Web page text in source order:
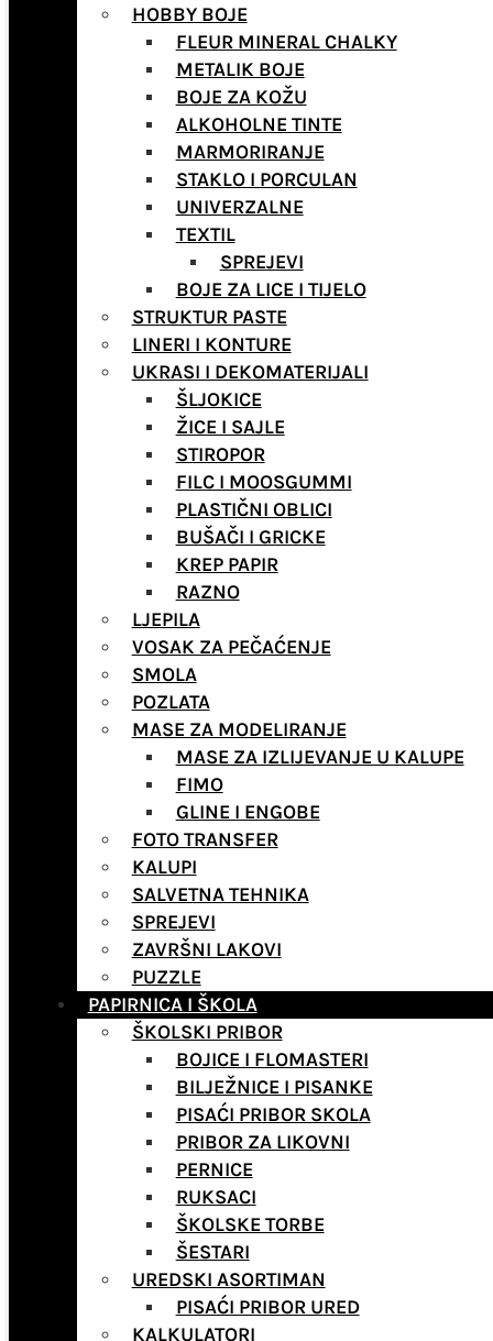
HOBBY BOJE
FLEUR MINERAL CHALKY
METALIK BOJE
BOJE ZA KOŽU
ALKOHOLNE TINTE
MARMORIRANJE
STAKLO I PORCULAN
UNIVERZALNE
TEXTIL
SPREJEVI
BOJE ZA LICE I TIJELO
STRUKTUR PASTE
LINERI I KONTURE
UKRASI I DEKOMATERIJALI
ŠLJOKICE
ŽICE I SAJLE
STIROPOR
FILC I MOOSGUMMI
PLASTIČNI OBLICI
BUŠAČI I GRICKE
KREP PAPIR
RAZNO
LJEPILA
VOSAK ZA PEČAĆENJE
SMOLA
POZLATA
MASE ZA MODELIRANJE
MASE ZA IZLIJEVANJE U KALUPE
FIMO
GLINE I ENGOBE
FOTO TRANSFER
KALUPI
SALVETNA TEHNIKA
SPREJEVI
ZAVRŠNI LAKOVI
PUZZLE
PAPIRNICA I ŠKOLA
ŠKOLSKI PRIBOR
BOJICE I FLOMASTERI
BILJEŽNICE I PISANKE
PISAĆI PRIBOR SKOLA
PRIBOR ZA LIKOVNI
PERNICE
RUKSACI
ŠKOLSKE TORBE
ŠESTARI
UREDSKI ASORTIMAN
PISAĆI PRIBOR URED
KALKULATORI